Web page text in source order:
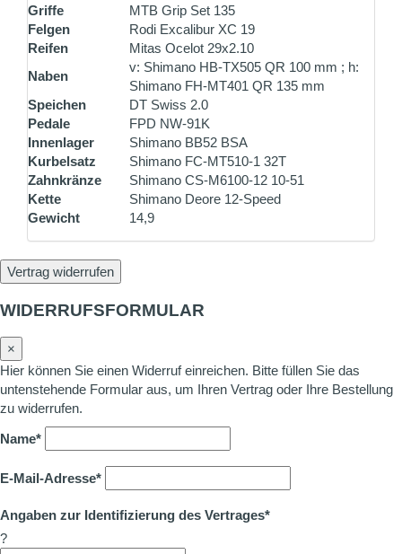
Griffe
MTB Grip Set 135
Felgen
Rodi Excalibur XC 19
Reifen
Mitas Ocelot 29x2.10
Naben
v: Shimano HB-TX505 QR 100 mm ; h:
Shimano FH-MT401 QR 135 mm
Speichen
DT Swiss 2.0
Pedale
FPD NW-91K
Innenlager
Shimano BB52 BSA
Kurbelsatz
Shimano FC-MT510-1 32T
Zahnkränze
Shimano CS-M6100-12 10-51
Kette
Shimano Deore 12-Speed
Gewicht
14,9
Vertrag widerrufen
WIDERRUFSFORMULAR
×
Hier können Sie einen Widerruf einreichen. Bitte füllen Sie das
untenstehende Formular aus, um Ihren Vertrag oder Ihre Bestellung
zu widerrufen.
Name*
E-Mail-Adresse*
Angaben zur Identifizierung des Vertrages*
?